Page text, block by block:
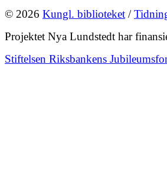
© 2026 Kungl. biblioteket /
Projektet Nya Lundstedt har
Stiftelsen Riksbankens